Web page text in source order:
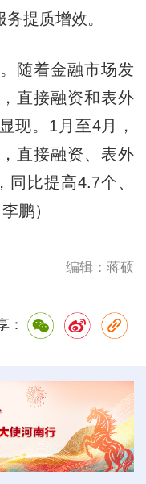
提质增效。
随着金融市场发
直接融资和表外
现。1月至4月，
直接融资、表外
比提高4.7个、
鹏）
编辑：蒋硕
：